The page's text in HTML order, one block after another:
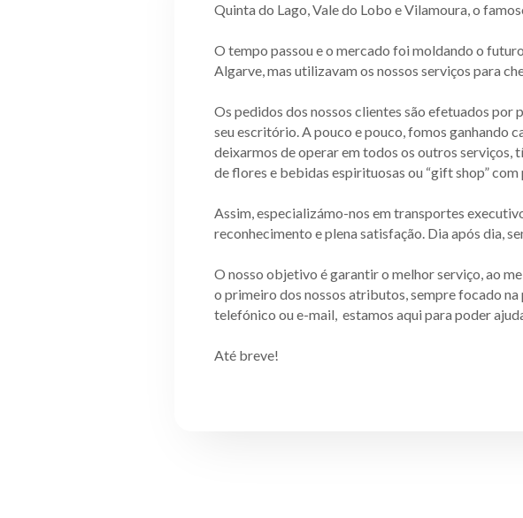
Quinta do Lago, Vale do Lobo e Vilamoura, o
O tempo passou e o mercado foi moldando o
Algarve, mas utilizavam os nossos serviços para
Os pedidos dos nossos clientes são efetuados por
seu escritório. A pouco e pouco, fomos ganhando
deixarmos de operar em todos os outros serviços,
de flores e bebidas espirituosas ou “gift shop”
Assim, especializámo-nos em transportes
reconhecimento e plena satisfação. Dia após dia,
O nosso objetivo é garantir o melhor serviço, ao
o primeiro dos nossos atributos, sempre focado
telefónico ou e-mail, estamos aqui para poder
Até breve!